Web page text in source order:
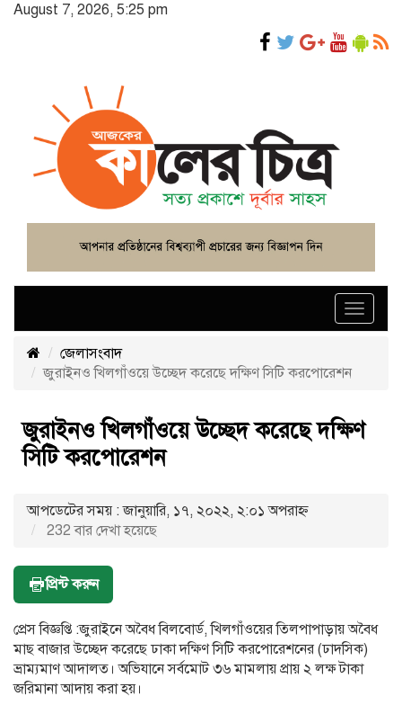
August 7, 2026, 5:25 pm
Toggle
জেলাসংবাদ
জুরাইনও খিলগাঁওয়ে উচ্ছেদ করেছে দক্ষিণ সিটি করপোরেশন
জুরাইনও খিলগাঁওয়ে উচ্ছেদ করেছে দক্ষিণ
সিটি করপোরেশন
আপডেটের সময় : জানুয়ারি, ১৭, ২০২২, ২:০১ অপরাহ্ণ
232 বার দেখা হয়েছে
প্রিন্ট করুন
প্রেস বিজ্ঞপ্তি :জুরাইনে অবৈধ বিলবোর্ড, খিলগাঁওয়ের তিলপাপাড়ায় অবৈধ
মাছ বাজার উচ্ছেদ করেছে ঢাকা দক্ষিণ সিটি করপোরেশনের (ঢাদসিক)
ভ্রাম্যমাণ আদালত। অভিযানে সর্বমোট ৩৬ মামলায় প্রায় ২ লক্ষ টাকা
জরিমানা আদায় করা হয়।